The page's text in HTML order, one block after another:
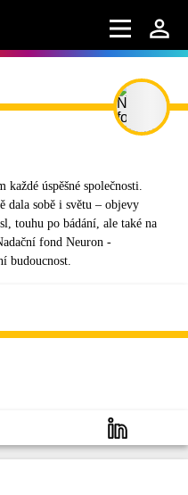
úspěšné společnosti.
dala sobě i světu – objevy
touhu po bádání, ale také na
fond Neuron -
budoucnost.